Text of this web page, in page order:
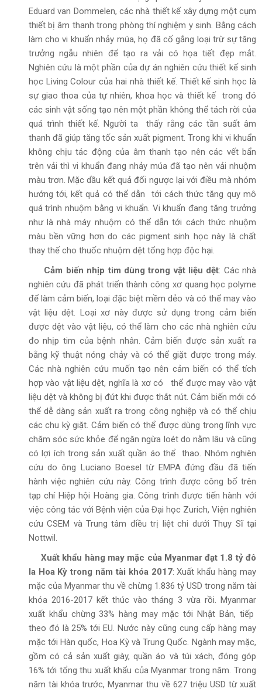
Eduard van Dommelen, các nhà thiết kế xây dựng một cụm
thiết bị âm thanh trong phòng thí nghiệm y sinh. Bằng cách
làm cho vi khuẩn nhảy múa, họ đã cố gắng loại trừ sự tăng
trưởng ngẫu nhiên để tạo ra vải có họa tiết đẹp mắt.
Nghiên cứu là một phần của dự án nghiên cứu thiết kế sinh
học Living Colour của hai nhà thiết kế. Thiết kế sinh học là
sự giao thoa của tự nhiên, khoa học và thiết kế trong đó
các sinh vật sống tạo nên một phần không thể tách rời của
quá trình thiết kế. Người ta thấy rằng các tần suất âm
thanh đã giúp tăng tốc sản xuất pigment. Trong khi vi khuẩn
không chịu tác động của âm thanh tạo nên các vết bẩn
trên vải thì vi khuẩn đang nhảy múa đã tạo nên vải nhuộm
màu trơn. Mặc dầu kết quả đối ngược lại với điều mà nhóm
hướng tới, kết quả có thể dẫn tới cách thức tăng quy mô
quá trình nhuộm bằng vi khuẩn. Vi khuẩn đang tăng trưởng
như là nhà máy nhuộm có thể dẫn tới cách thức nhuộm
màu bền vững hơn do các pigment sinh học này là chất
thay thế cho thuốc nhuộm dệt tổng hợp độc hại.
Cảm biến nhịp tim dùng trong vật liệu dệt: Các nhà
nghiên cứu đã phát triển thành công xơ quang học polyme
để làm cảm biến, loại đặc biệt mềm dẻo và có thể may vào
vật liệu dệt. Loại xơ này được sử dụng trong cảm biến
được dệt vào vật liệu, có thể làm cho các nhà nghiên cứu
đo nhịp tim của bệnh nhân. Cảm biến được sản xuất ra
bằng kỹ thuật nóng chảy và có thể giặt được trong máy.
Các nhà nghiên cứu muốn tạo nên cảm biến có thể tích
hợp vào vật liệu dệt, nghĩa là xơ có thể được may vào vật
liệu dệt và không bị đứt khi được thắt nút. Cảm biến mới có
thể dễ dàng sản xuất ra trong công nghiệp và có thể chịu
các chu kỳ giặt. Cảm biến có thể được dùng trong lĩnh vực
chăm sóc sức khỏe để ngăn ngừa loét do nằm lâu và cũng
có lợi ích trong sản xuất quần áo thể thao. Nhóm nghiên
cứu do ông Luciano Boesel từ EMPA đứng đầu đã tiến
hành việc nghiên cứu này. Công trình được công bố trên
tạp chí Hiệp hội Hoàng gia. Công trình được tiến hành với
việc công tác với Bệnh viện của Đại học Zurich, Viện nghiên
cứu CSEM và Trung tâm điều trị liệt chi dưới Thụy Sĩ tại
Nottwil.
Xuất khẩu hàng may mặc của Myanmar đạt 1.8 tỷ đô
la Hoa Kỳ trong năm tài khóa 2017: Xuất khẩu hàng may
mặc của Myanmar thu về chừng 1.836 tỷ USD trong năm tài
khóa 2016-2017 kết thúc vào tháng 3 vừa rồi. Myanmar
xuất khẩu chừng 33% hàng may mặc tới Nhật Bản, tiếp
theo đó là 25% tới EU. Nước này cũng cung cấp hàng may
mặc tới Hàn quốc, Hoa Kỳ và Trung Quốc. Ngành may mặc,
gồm có cả sản xuất giày, quần áo và túi xách, đóng góp
16% tới tổng thu xuất khẩu của Myanmar trong năm. Trong
năm tài khóa trước, Myanmar thu về 627 triệu USD từ xuất